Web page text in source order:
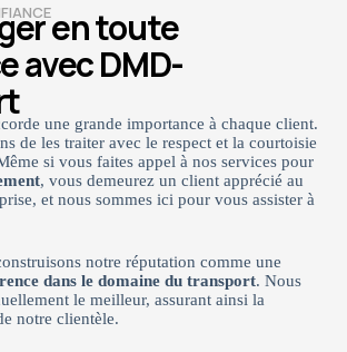
en toute
avec DMD-
une grande importance à chaque client.
de les traiter avec le respect et la courtoisie
si vous faites appel à nos services pour
, vous demeurez un client apprécié au
et nous sommes ici pour vous assister à
notre réputation comme une
dans le domaine du transport. Nous
le meilleur, assurant ainsi la
notre clientèle.